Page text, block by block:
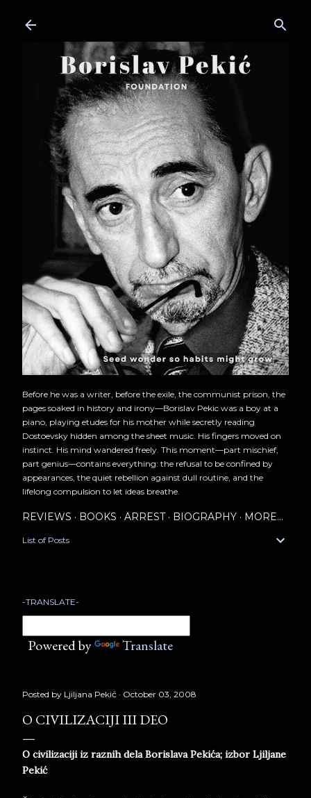
Before he was a writer, before the exile, the communist prison, the
pages soaked in history and irony—Borislav Pekic was a boy at a
piano, playing etudes for his mother while secretly reading
Dostoevsky hidden among the sheet music. His fingers moved on
instinct. His mind wandered freely. This moment—part mischief,
part genius—contains everything: the refusal to be confined by
appearances, the quiet rebellion against dull routine, and the
lifelong compulsion to let ideas breathe.
REVIEWS BOOKS ARREST BIOGRAPHY MORE…
List of Posts
-TRANSLATE-
Powered by Translate
Posted by Ljiljana Pekić October 03, 2008
O CIVILIZACIJI III DEO
O civilizaciji iz raznih dela Borislava Pekića; izbor Ljiljane
Pekić